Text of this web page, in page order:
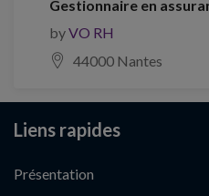
Gestionnaire en
byVO RH
44000 Nantes
Liens rapides
Présentation